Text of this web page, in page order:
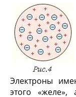
Электроны
этого «желе»,